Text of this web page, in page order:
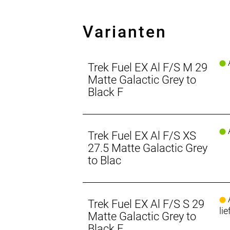
Integriertes Staufach
Dank integriertem Staufach kannst
Active Braking Pivot
Active Braking Pivot erlaubt
Installiere angewinkelte
ohne die Innenlagerhöhe zu
Passe die Hebelübersetzung durch
ein geschmeidigeres Fahrgefühl
wenn du große Rampen fahren
fahren willst.
Varianten
Trek Fuel EX Al F/S M 29
Matte Galactic Grey to
Black F
Trek Fuel EX Al F/S XS
27.5 Matte Galactic Grey
to Blac
Trek Fuel EX Al F/S S 29
Matte Galactic Grey to